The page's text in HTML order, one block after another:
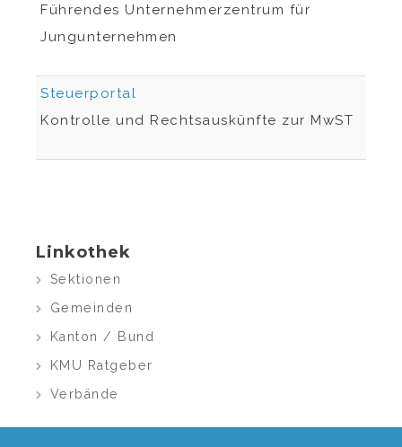
Linkothek
Sektionen
Gemeinden
Kanton / Bund
KMU Ratgeber
Verbände
Führendes Unternehmerzentrum für
Jungunternehmen
Steuerportal
Kontrolle und Rechtsauskünfte zur MwST